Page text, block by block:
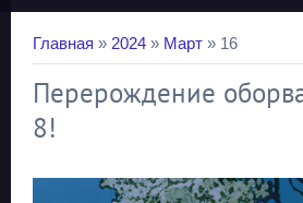
Главная » 2024 » Март » 16
Перерождение
8!